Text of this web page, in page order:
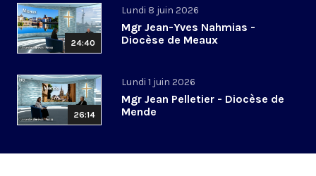
24:40
Lundi 8 juin 2026
Mgr Jean-Yves Nahmias -
Diocèse de Meaux
26:14
Lundi 1 juin 2026
Mgr Jean Pelletier - Diocèse de
Mende